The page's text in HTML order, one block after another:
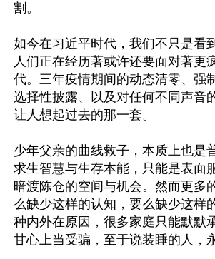
割。
如今在习近平时代，我们不只是看
人们正在经历著或许还要面对著更
代。三年疫情期间的动态清零、强
选择性披露、以及对任何不同声音
让人想起过去的那一套。
少年父亲的曲线救子，本质上也是
求生智慧与生存本能，只能是表面
暗渡陈仓的空间与机会。然而更多
么缺少这样的认知，要么缺少这样
种内外在原因，很多家庭只能默默
甘心上当受骗，至于说装睡的人，